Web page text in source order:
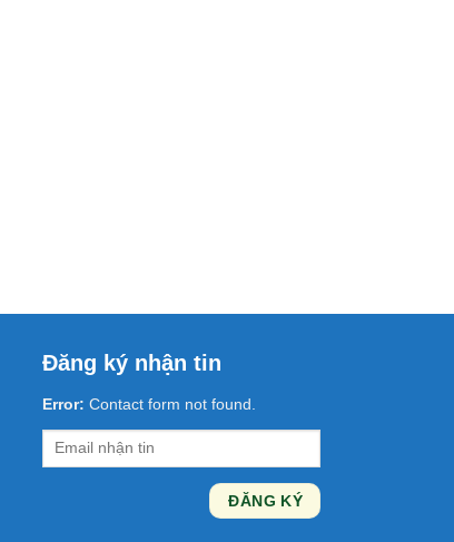
Đăng ký nhận tin
Error: Contact form not found.